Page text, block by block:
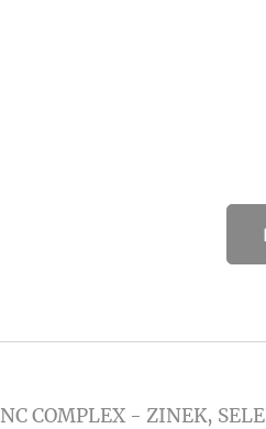
COMPLEX - ZINEK,